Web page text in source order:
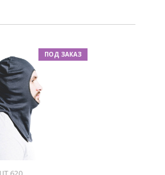
ПОД ЗАКАЗ